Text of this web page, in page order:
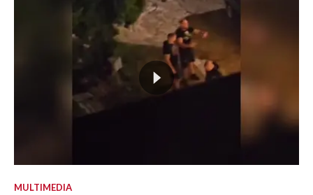
MULTIMEDIA